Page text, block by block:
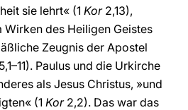
sie lehrt« (1 Kor2,13),
des Heiligen Geistes
Zeugnis der Apostel
Paulus und die Urkirche
als Jesus Christus, »und
(1 Kor2,2). Das war das